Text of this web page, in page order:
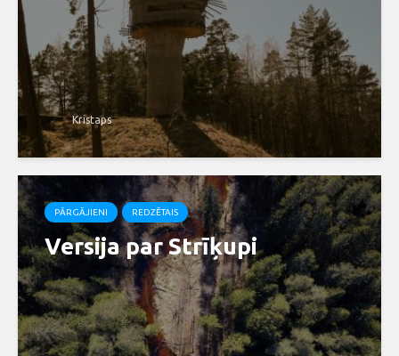
Kristaps
PĀRGĀJIENI REDZĒTAIS
Versija par Strīķupi